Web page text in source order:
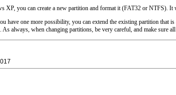
XP, you can create a new partition and format it (FAT32 or NTFS). It
have one more possibility, you can extend the existing partition that
always, when changing partitions, be very careful, and make sure all